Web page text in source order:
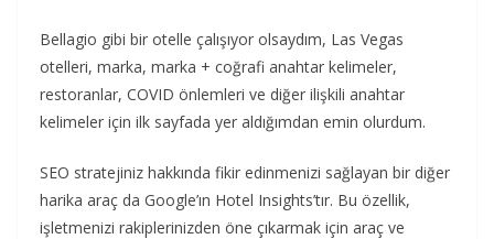
Bellagio gibi bir otelle çalışıyor olsaydım, Las Vegas
otelleri, marka, marka + coğrafi anahtar kelimeler,
restoranlar, COVID önlemleri ve diğer ilişkili anahtar
kelimeler için ilk sayfada yer aldığımdan emin olurdum.
SEO stratejiniz hakkında fikir edinmenizi sağlayan bir diğer
harika araç da Google’ın Hotel Insights’tır. Bu özellik,
işletmenizi rakiplerinizden öne çıkarmak için araç ve